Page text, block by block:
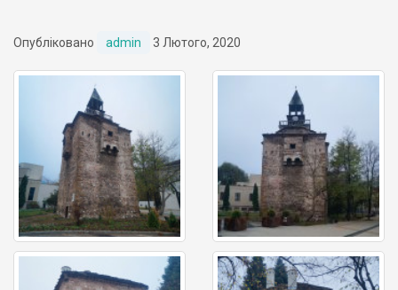
Опубліковано admin 3 Лютого, 2020